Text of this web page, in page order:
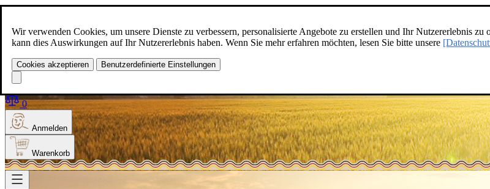
Wir verwenden Cookies, um unsere Dienste zu verbessern, personalisierte Angebote zu erstellen und Ihr Nutzererlebnis
kann dies Auswirkungen auf Ihr Nutzererlebnis haben. Wenn Sie mehr erfahren möchten, lesen Sie bitte unsere
Cookies akzeptieren Benutzerdefinierte Einstellungen
Zum Inhalt springen
+49(0)5129-308
Produkt finden
0
Anmelden
Warenkorb